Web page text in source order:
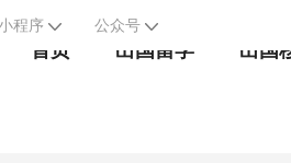
程序 公众号
首页 出国留学 出国